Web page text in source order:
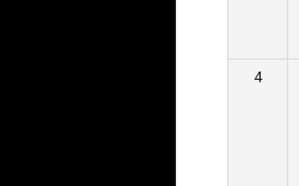
4